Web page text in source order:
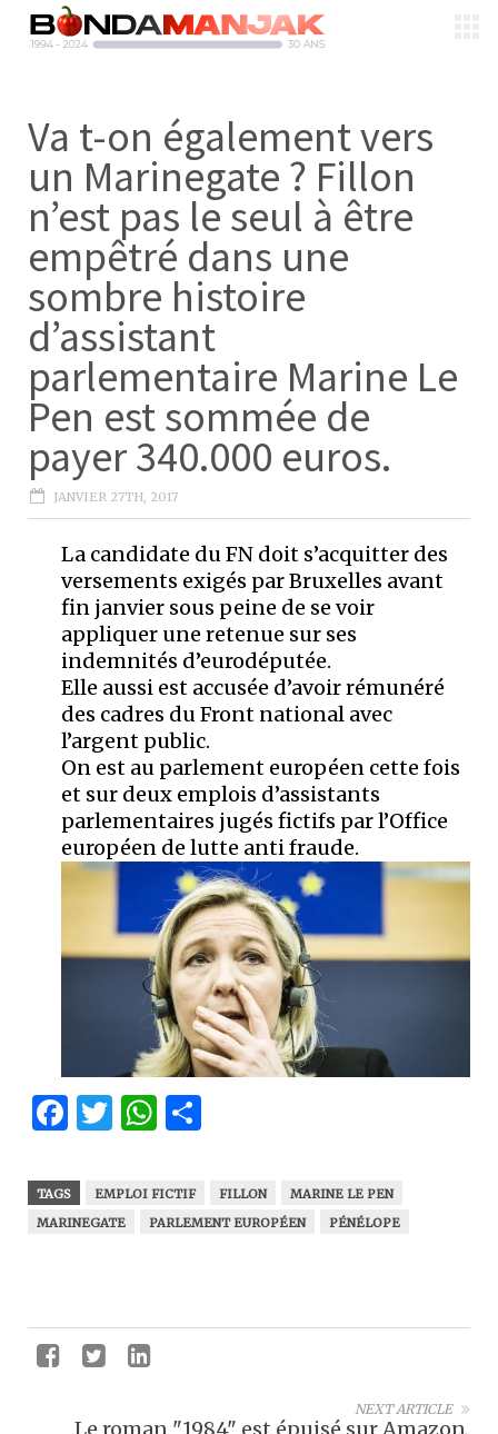
Va t-on également vers
un Marinegate ? Fillon
n’est pas le seul à être
empêtré dans une
sombre histoire
d’assistant
parlementaire Marine Le
Pen est sommée de
payer 340.000 euros.
JANVIER 27TH, 2017
La candidate du FN doit s’acquitter des
versements exigés par Bruxelles avant
fin janvier sous peine de se voir
appliquer une retenue sur ses
indemnités d’eurodéputée.
Elle aussi est accusée d’avoir rémunéré
des cadres du Front national avec
l’argent public.
On est au parlement européen cette fois
et sur deux emplois d’assistants
parlementaires jugés fictifs par l’Office
européen de lutte anti fraude.
Facebook
Twitter
WhatsApp
TAGS EMPLOI FICTIF FILLON
MARINE LE PEN
MARINEGATE
PARLEMENT EUROPÉEN PÉNÉLOPE
NEXT ARTICLE
Le roman "1984" est épuisé sur Amazon.